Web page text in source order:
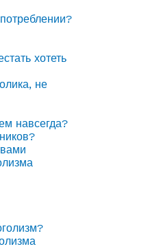
хотеть
не
навсегда?